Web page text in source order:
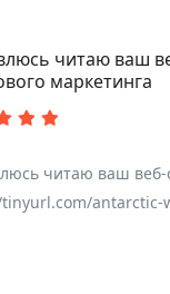
читаю ваш
маркетинга
читаю ваш веб-
antarctic-